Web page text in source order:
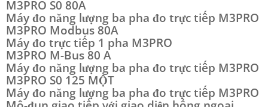
M3PRO S0 80A
Máy đo năng lượng ba pha đo trực tiếp M3PRO
M3PRO Modbus 80A
Máy đo trực tiếp 1 pha M3PRO
M3PRO M-Bus 80 A
Máy đo năng lượng ba pha đo trực tiếp M3PRO
M3PRO S0 125 MỘT
Máy đo năng lượng ba pha đo trực tiếp M3PRO